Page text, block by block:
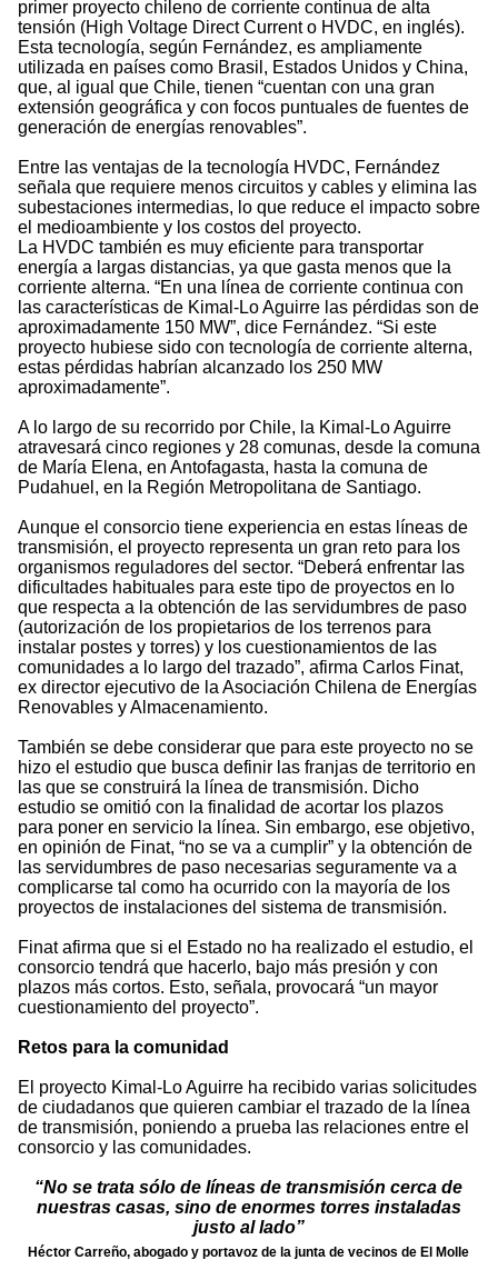
primer proyecto chileno de corriente continua de alta
tensión (High Voltage Direct Current o HVDC, en inglés).
Esta tecnología, según Fernández, es ampliamente
utilizada en países como Brasil, Estados Unidos y China,
que, al igual que Chile, tienen “cuentan con una gran
extensión geográfica y con focos puntuales de fuentes de
generación de energías renovables”.
Entre las ventajas de la tecnología HVDC, Fernández
señala que requiere menos circuitos y cables y elimina las
subestaciones intermedias, lo que reduce el impacto sobre
el medioambiente y los costos del proyecto.
La HVDC también es muy eficiente para transportar
energía a largas distancias, ya que gasta menos que la
corriente alterna. “En una línea de corriente continua con
las características de Kimal-Lo Aguirre las pérdidas son de
aproximadamente 150 MW”, dice Fernández. “Si este
proyecto hubiese sido con tecnología de corriente alterna,
estas pérdidas habrían alcanzado los 250 MW
aproximadamente”.
A lo largo de su recorrido por Chile, la Kimal-Lo Aguirre
atravesará cinco regiones y 28 comunas, desde la comuna
de María Elena, en Antofagasta, hasta la comuna de
Pudahuel, en la Región Metropolitana de Santiago.
Aunque el consorcio tiene experiencia en estas líneas de
transmisión, el proyecto representa un gran reto para los
organismos reguladores del sector. “Deberá enfrentar las
dificultades habituales para este tipo de proyectos en lo
que respecta a la obtención de las servidumbres de paso
(autorización de los propietarios de los terrenos para
instalar postes y torres) y los cuestionamientos de las
comunidades a lo largo del trazado”, afirma Carlos Finat,
ex director ejecutivo de la Asociación Chilena de Energías
Renovables y Almacenamiento.
También se debe considerar que para este proyecto no se
hizo el estudio que busca definir las franjas de territorio en
las que se construirá la línea de transmisión. Dicho
estudio se omitió con la finalidad de acortar los plazos
para poner en servicio la línea. Sin embargo, ese objetivo,
en opinión de Finat, “no se va a cumplir” y la obtención de
las servidumbres de paso necesarias seguramente va a
complicarse tal como ha ocurrido con la mayoría de los
proyectos de instalaciones del sistema de transmisión.
Finat afirma que si el Estado no ha realizado el estudio, el
consorcio tendrá que hacerlo, bajo más presión y con
plazos más cortos. Esto, señala, provocará “un mayor
cuestionamiento del proyecto”.
Retos para la comunidad
El proyecto Kimal-Lo Aguirre ha recibido varias solicitudes
de ciudadanos que quieren cambiar el trazado de la línea
de transmisión, poniendo a prueba las relaciones entre el
consorcio y las comunidades.
“No se trata sólo de líneas de transmisión cerca de
nuestras casas, sino de enormes torres instaladas
justo al lado”
Héctor Carreño, abogado y portavoz de la junta de vecinos de El Molle